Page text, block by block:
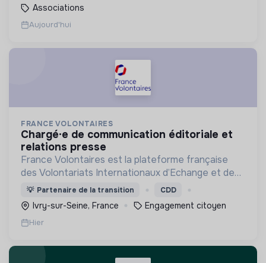
Associations
Aujourd'hui
FRANCE VOLONTAIRES
chargé·e de communication éditoriale et
relations presse
France Volontaires est la plateforme française
des Volontariats Internationaux d’Echange et de
Solidarité.
💡 Partenaire de la transition CDD
Ivry-sur-Seine, France Engagement citoyen
Hier